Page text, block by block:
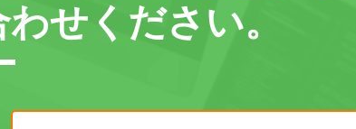
せください。